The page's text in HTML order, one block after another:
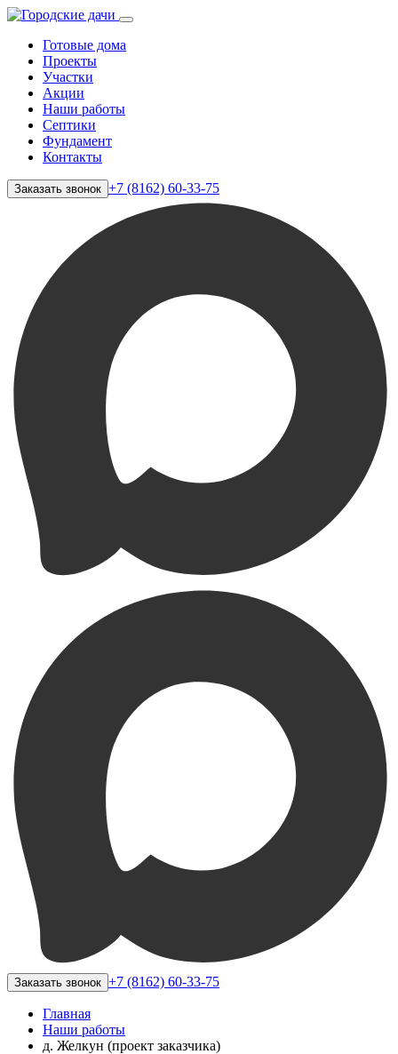
Готовые дома
Проекты
Участки
Акции
Наши работы
Септики
Фундамент
Контакты
Заказать звонок +7 (8162) 60-33-75
Заказать звонок +7 (8162) 60-33-75
Главная
Наши работы
д. Желкун (проект заказчика)